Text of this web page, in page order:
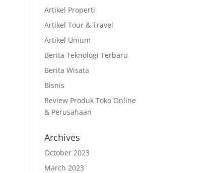
Artikel Properti
Artikel Tour & Travel
Artikel Umum
Berita Teknologi Terbaru
Berita Wisata
Bisnis
Review Produk Toko Online
& Perusahaan
Archives
October 2023
March 2023